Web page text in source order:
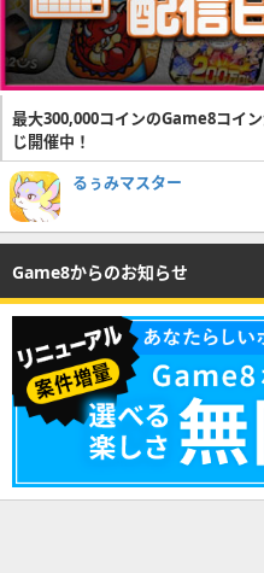
最大300,000コインのGame8コイ
じ開催中！
るぅみマスター
Game8からのお知らせ